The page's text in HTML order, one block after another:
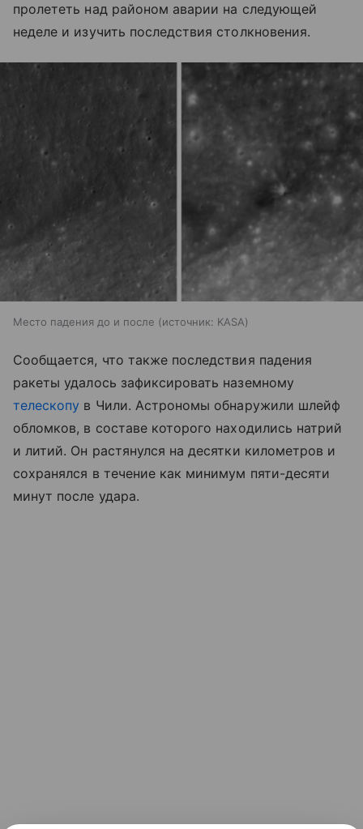
пролететь над районом аварии на следующей
неделе и изучить последствия столкновения.
Место падения до и после источник: KASA
Сообщается, что также последствия падения
ракеты удалось зафиксировать наземному
телескопу в Чили. Астрономы обнаружили шлейф
обломков, в составе которого находились натрий
и литий. Он растянулся на десятки километров и
сохранялся в течение как минимум пяти-десяти
минут после удара.